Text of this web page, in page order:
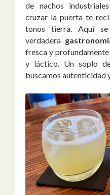
de nachos
cruzar la puerta te
tonos tierra. Aquí
verdadera
fresca y
y láctico. Un soplo
buscamos autenticidad